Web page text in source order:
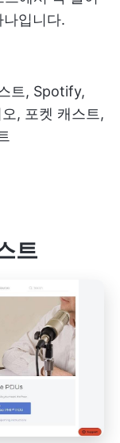
입니다.
트, Spotify,
, 포켓 캐스트,
트